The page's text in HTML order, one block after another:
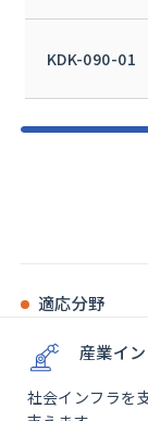
KDK-090-01
適応分野
産業イ
社会インフラを